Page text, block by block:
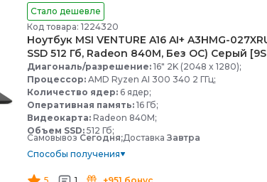
Стало дешевле
Код товара: 1224320
Ноутбук MSI VENTURE A16 AI+ A3HMG-
SSD 512 Гб, Radeon 840M, Без ОС) Серый
Диагональ/разрешение: 16" 2K (2048 x 1280);
Процессор: AMD Ryzen AI 300 340 2 ГГц;
Количество ядер: 6 ядер;
Оперативная память: 16 Гб;
Видеокарта: Radeon 840M;
Объем SSD: 512 Гб;
Самовывоз Сегодня;Доставка Завтра
Способы получения
5 1 +951 бонус